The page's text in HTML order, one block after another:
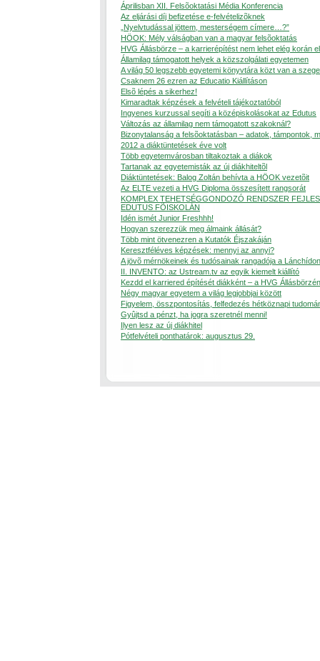
Áprilisban XII. Felsõoktatási Média Konferencia
Az eljárási díj befizetése e-felvételizõknek
„Nyelvtudással jöttem, mesterségem címere…?”
HÖOK: Mély válságban van a magyar felsõoktatás
HVG Állásbörze – a karrierépítést nem lehet elég korán
Államilag támogatott helyek a közszolgálati egyetemen
A világ 50 legszebb egyetemi könyvtára közt van a
Csaknem 26 ezren az Educatio Kiállításon
Elsõ lépés a sikerhez!
Kimaradtak képzések a felvételi tájékoztatóból
Ingyenes kurzussal segíti a középiskolásokat az Edutus
Változás az államilag nem támogatott szakoknál?
Bizonytalanság a felsõoktatásban – adatok, támpontok,
2012 a diáktüntetések éve volt
Több egyetemvárosban tiltakoztak a diákok
Tartanak az egyetemisták az új diákhiteltõl
Diáktüntetések: Balog Zoltán behívta a HÖOK vezetõit
Az ELTE vezeti a HVG Diploma összesített rangsorát
KOMPLEX TEHETSÉGGONDOZÓ RENDSZER
EDUTUS FÕISKOLÁN
Idén ismét Junior Freshhh!
Hogyan szerezzük meg álmaink állását?
Több mint ötvenezren a Kutatók Éjszakáján
Keresztféléves képzések: mennyi az annyi?
A jövõ mérnökeinek és tudósainak rangadója a Lánchídon
II. INVENTO: az Ustream.tv az egyik kiemelt kiállító
Kezdd el karriered építését diákként – a HVG
Négy magyar egyetem a világ legjobbjai között
Figyelem, összpontosítás, felfedezés hétköznapi
Gyûjtsd a pénzt, ha jogra szeretnél menni!
Ilyen lesz az új diákhitel
Pótfelvételi ponthatárok: augusztus 29.